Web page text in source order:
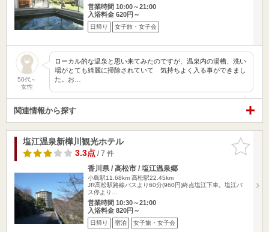
営業時間 10:00～21:00
入浴料金 620円～
日帰り 女子旅・女子会
50代～
女性
ローカル的な温泉と思い来てみたのですが、温泉内の湯槽、洗い
場がとても綺麗に掃除されていて 気持ちよく入る事ができまし
た。お…
関連情報から探す
お気に入
りに追加
塩江温泉新樺川観光ホテル
3.3点/ 7 件
香川県 / 高松市 / 塩江温泉郷
小島駅11.68km 高松駅22.45km
JR高松駅路線バスより60分(960円)終点塩江下車。塩江バ
ス停より…
営業時間 10:30～21:00
入浴料金 820円～
日帰り 宿泊 女子旅・女子会